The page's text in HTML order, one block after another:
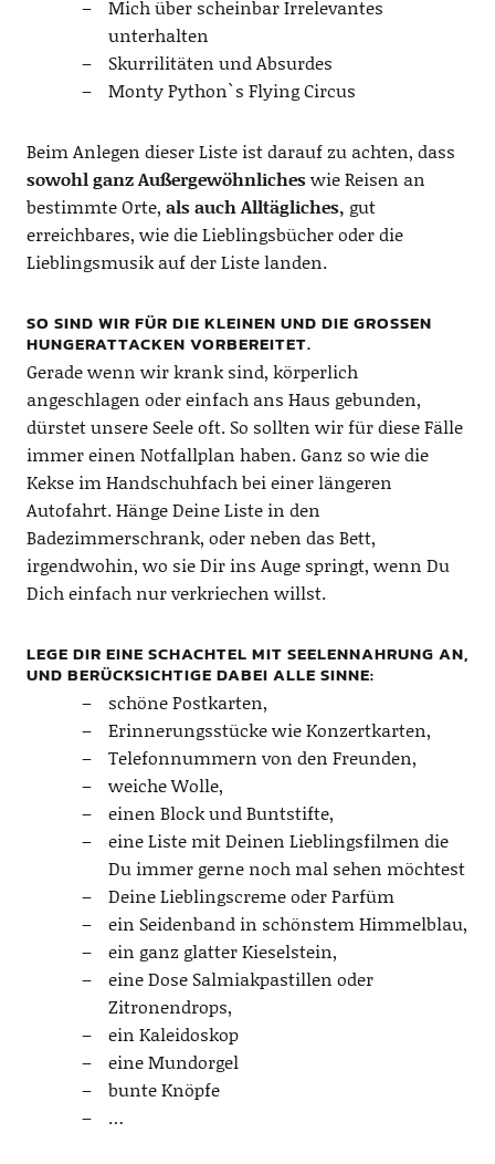
Mich über scheinbar Irrelevantes
unterhalten
Skurrilitäten und Absurdes
Monty Python`s Flying Circus
Beim Anlegen dieser Liste ist darauf zu achten, dass
sowohl ganz Außergewöhnlicheswie Reisen an
bestimmte Orte, als auch Alltägliches, gut
erreichbares, wie die Lieblingsbücher oder die
Lieblingsmusik auf der Liste landen.
SO SIND WIR FÜR DIE KLEINEN UND DIE GROSSEN H
UNGERATTACKEN VORBEREITET.
Gerade wenn wir krank sind, körperlich
angeschlagen oder einfach ans Haus gebunden,
dürstet unsere Seele oft. So sollten wir für diese Fälle
immer einen Notfallplan haben. Ganz so wie die
Kekse im Handschuhfach bei einer längeren
Autofahrt. Hänge Deine Liste in den
Badezimmerschrank, oder neben das Bett,
irgendwohin, wo sie Dir ins Auge springt, wenn Du
Dich einfach nur verkriechen willst.
LEGE DIR EINE SCHACHTEL MIT SEELENNAHRUNG AN,
UND BERÜCKSICHTIGE DABEI ALLE SINNE:
schöne Postkarten,
Erinnerungsstücke wie Konzertkarten,
Telefonnummern von den Freunden,
weiche Wolle,
einen Block und Buntstifte,
eine Liste mit Deinen Lieblingsfilmen die
Du immer gerne noch mal sehen möchtest
Deine Lieblingscreme oder Parfüm
ein Seidenband in schönstem Himmelblau,
ein ganz glatter Kieselstein,
eine Dose Salmiakpastillen oder
Zitronendrops,
ein Kaleidoskop
eine Mundorgel
bunte Knöpfe
…